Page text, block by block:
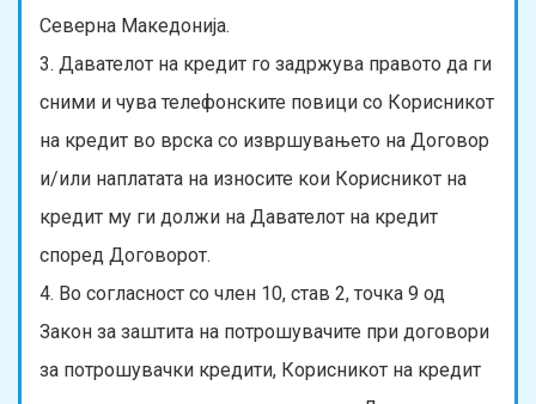
Северна Македонија.
3. Давателот на кредит го задржува правото да ги
сними и чува телефонските повици со Корисникот
на кредит во врска со извршувањето на Договор
и/или наплатата на износите кои Корисникот на
кредит му ги должи на Давателот на кредит
според Договорот.
4. Во согласност со член 10, став 2, точка 9 од
Закон за заштита на потрошувачите при договори
за потрошувачки кредити, Корисникот на кредит